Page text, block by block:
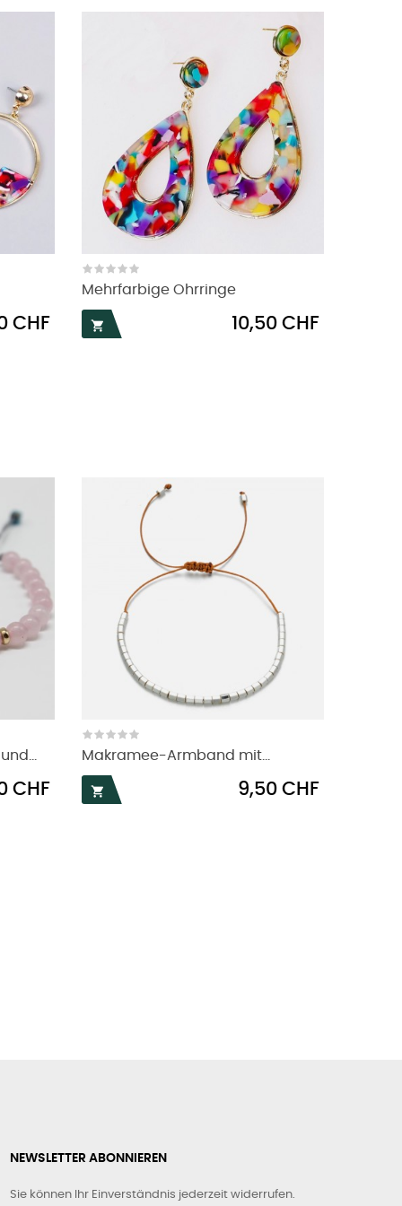
CHF
Mehrfarbige Ohrringe

Preis
10,50 CHF
CHF
Makramee-Armband mit...

Preis
9,50 CHF
NEWSLETTER ABONNIEREN
Sie können Ihr Einverständnis jederzeit widerrufen.